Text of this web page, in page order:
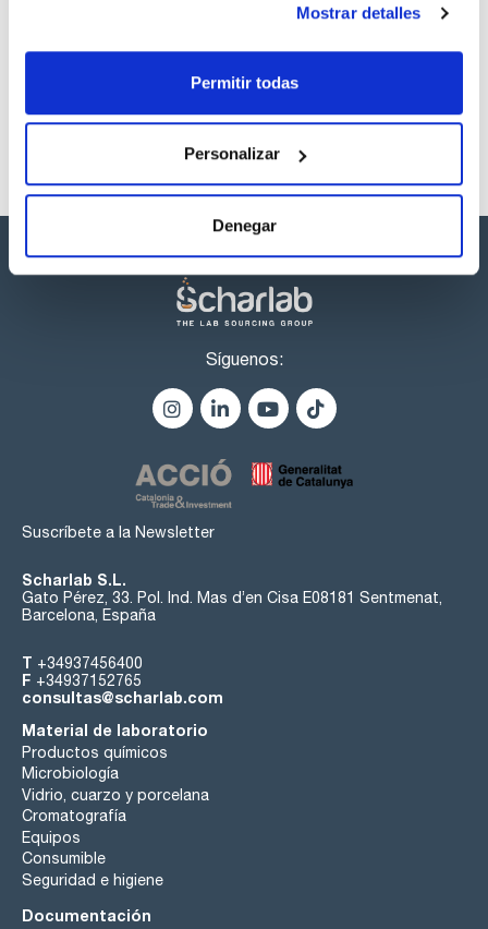
Mostrar detalles
Permitir todas
Personalizar
Denegar
Los productos marcados con esta imagen son
listos para una entrega inmediata.
Síguenos:
Suscríbete a la Newsletter
Scharlab S.L.
Gato Pérez, 33. Pol. Ind. Mas d’en Cisa E08181 Sentmenat,
Barcelona, España
T +34937456400
F +34937152765
consultas@scharlab.com
Material de laboratorio
Productos químicos
Microbiología
Vidrio, cuarzo y porcelana
Cromatografía
Equipos
Consumible
Seguridad e higiene
Documentación